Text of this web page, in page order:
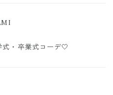
式・卒業式コーデ🤍